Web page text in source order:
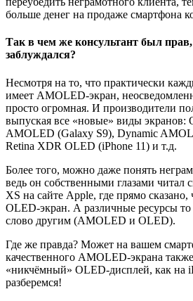
больше денег на продаже смартфона
Так в чем же консультант был
заблуждался?
Несмотря на то, что практически
имеет AMOLED-экран,
просто огромная. И производители
выпуская все «новые» виды
AMOLED (Galaxy S9), Dynamic
Retina XDR OLED (iPhone 11) и т.д.
Более того, можно даже понять
ведь он собственными глазами читал
XS на сайте Apple, где прямо сказано,
OLED-экран. А различные ресурсы
слово другим (AMOLED и OLED).
Где же правда? Может на вашем
качественного AMOLED-экрана
«никчёмный» OLED-дисплей, как на
разберемся!